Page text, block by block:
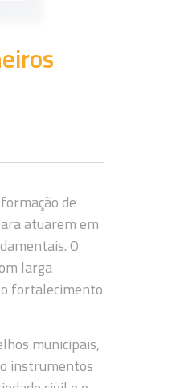
de
atuarem em
O
larga
fortalecimento
municipais,
instrumentos